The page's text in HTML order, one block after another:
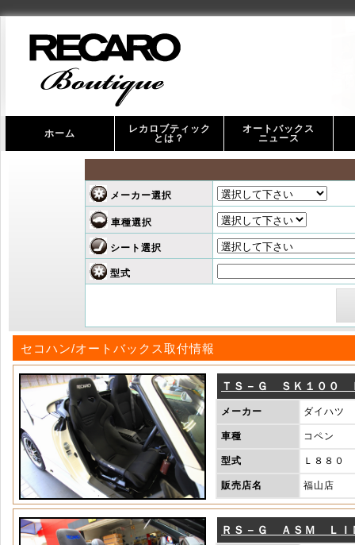
ホーム
レカロブティック
とは？
オートバックス
ニュース
メーカー選択
車種選択
シート選択
型式
セコハン/オートバックス取付情報
ＴＳ－Ｇ ＳＫ１００
メーカー ダイハツ
車種 コペン
型式 Ｌ８８０
販売店名 福山店
ＲＳ－Ｇ ＡＳＭ ＬＩ